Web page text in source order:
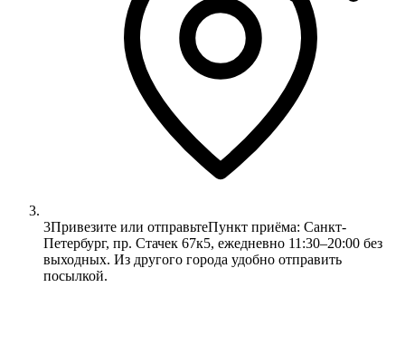
3Привезите или отправьтеПункт приёма: Санкт-
Петербург, пр. Стачек 67к5, ежедневно 11:30–20:00 без
выходных. Из другого города удобно отправить
посылкой.